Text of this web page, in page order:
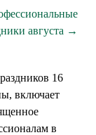
августа →
16
включает
в